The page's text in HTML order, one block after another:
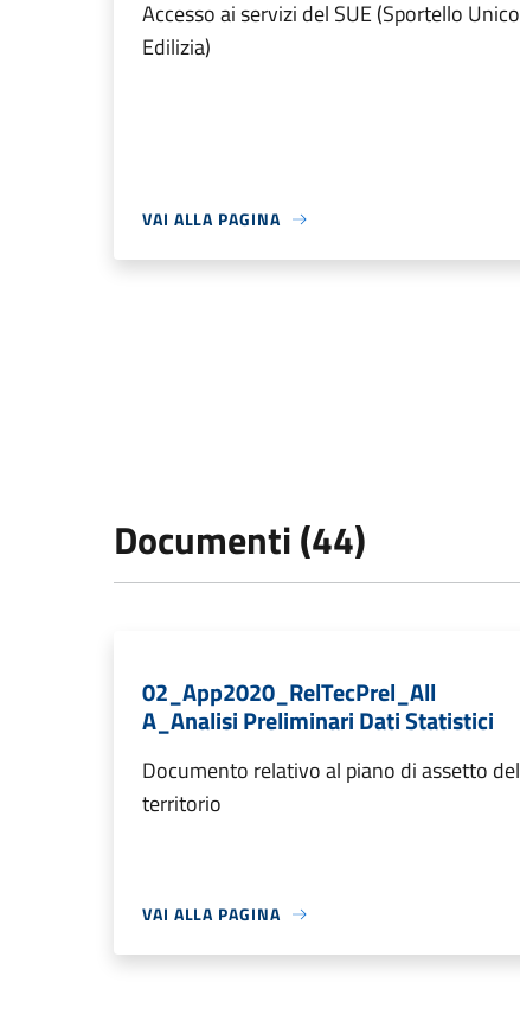
Accesso ai servizi del SUE (Sportello Unico
Edilizia)
VAI ALLA PAGINA
Documenti (44)
02_App2020_RelTecPrel_All
A_Analisi Preliminari Dati Statistici
Documento relativo al piano di assetto del
territorio
VAI ALLA PAGINA